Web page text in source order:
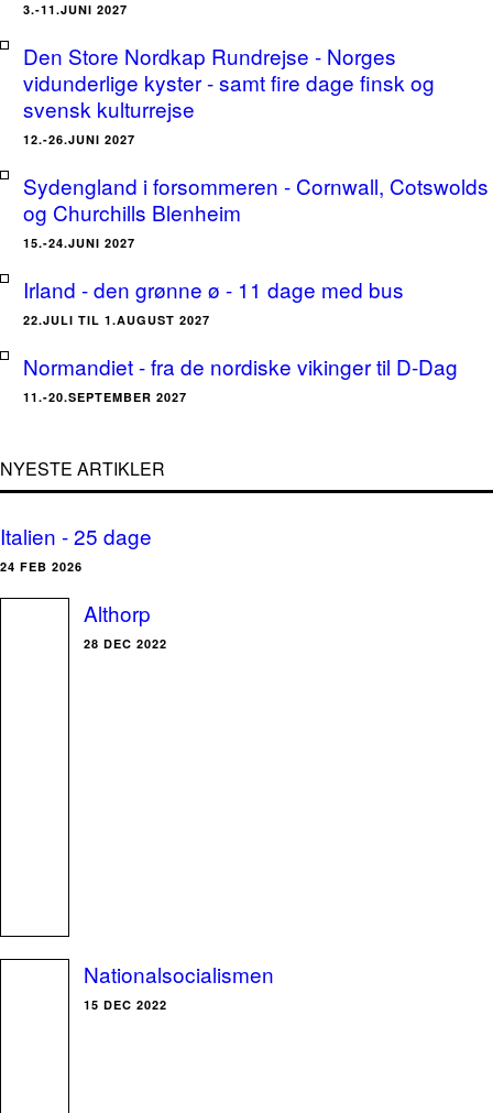
3.-11.JUNI 2027
Den Store Nordkap Rundrejse - Norges
vidunderlige kyster - samt fire dage finsk og
svensk kulturrejse
12.-26.JUNI 2027
Sydengland i forsommeren - Cornwall, Cotswolds
og Churchills Blenheim
15.-24.JUNI 2027
Irland - den grønne ø - 11 dage med bus
22.JULI TIL 1.AUGUST 2027
Normandiet - fra de nordiske vikinger til D-Dag
11.-20.SEPTEMBER 2027
NYESTE ARTIKLER
Italien - 25 dage
24 FEB 2026
Althorp
28 DEC 2022
Nationalsocialismen
15 DEC 2022